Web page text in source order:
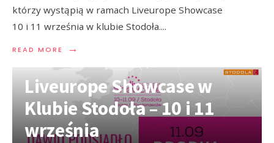
którzy wystąpią w ramach Liveurope Showcase
10 i 11 września w klubie Stodoła....
READ MORE →
Liveurope Showcase w
Klubie Stodoła – 10 i 11
września